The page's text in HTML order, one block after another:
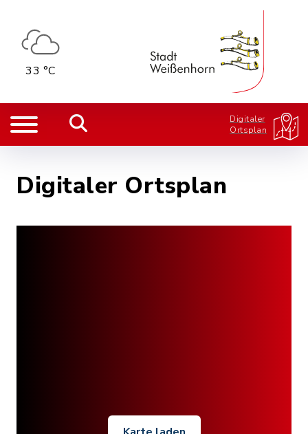
33 °C
Digitaler
Ortsplan
Digitaler Ortsplan